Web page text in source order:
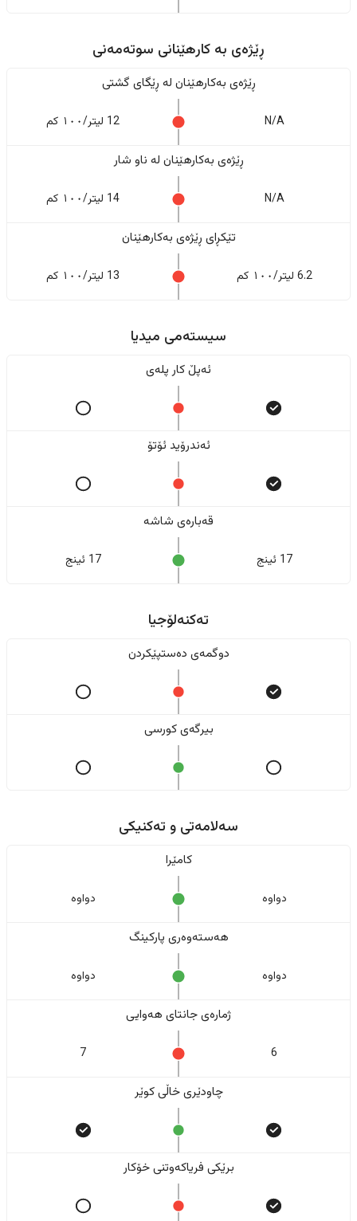
ڕێژەى به کارهێنانی سوتەمەنی
ڕێژەى بەکارهێنان له ڕێگای گشتی
N/A 12 لیتر/١٠٠ کم
ڕێژەى بەکارهێنان له ناو شار
N/A 14 لیتر/١٠٠ کم
تێکڕای ڕێژەى بەکارهێنان
6.2 لیتر/١٠٠ کم 13 لیتر/١٠٠ کم
سیستەمی میدیا
ئەپڵ کار پلەی
ئەندرۆید ئۆتۆ
قەبارەی شاشە
17 ئینج 17 ئینج
تەکنەلۆجیا
دوگمەی دەستپێکردن
بیرگەی کورسی
سەلامەتی و تەکنیکی
کامێرا
دواوە دواوە
هەستەوەری پارکینگ
دواوە دواوە
ژمارەی جانتای هەوایی
6
7
چاودێری خاڵی کوێر
برێکی فریاکەوتنی خۆکار